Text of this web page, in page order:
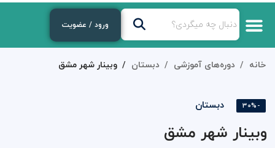
ورود / عضویت
خانه دوره‌های آموزشی دبستان وبینار شهر مشق
-30% دبستان
وبینار شهر مشق